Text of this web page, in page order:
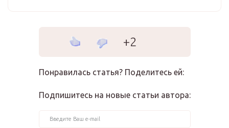
+2
Понравилась статья? Поделитесь ей:
Подпишитесь на новые статьи автора: